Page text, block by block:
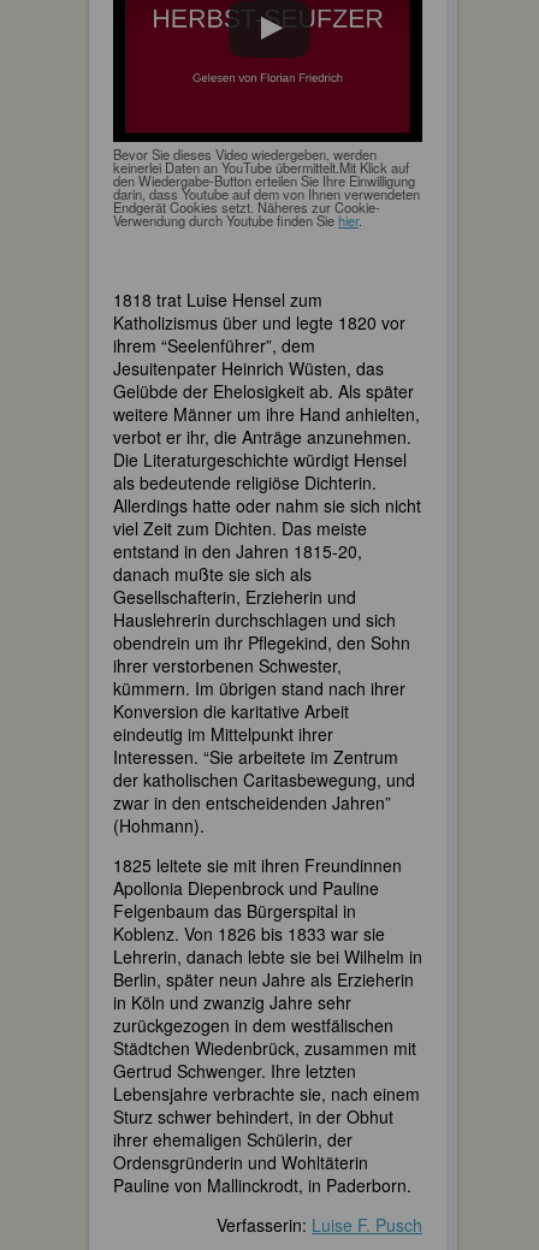
Bevor Sie dieses Video wiedergeben, werden
keinerlei Daten an YouTube übermittelt.Mit Klick auf
den Wiedergabe-Button erteilen Sie Ihre Einwilligung
darin, dass Youtube auf dem von Ihnen verwendeten
Endgerät Cookies setzt. Näheres zur Cookie-
Verwendung durch Youtube finden Siehier.
1818 trat Luise Hensel zum
Katholizismus über und legte 1820 vor
ihrem “Seelenführer”, dem
Jesuitenpater Heinrich Wüsten, das
Gelübde der Ehelosigkeit ab. Als später
weitere Männer um ihre Hand anhielten,
verbot er ihr, die Anträge anzunehmen.
Die Literaturgeschichte würdigt Hensel
als bedeutende religiöse Dichterin.
Allerdings hatte oder nahm sie sich nicht
viel Zeit zum Dichten. Das meiste
entstand in den Jahren 1815-20,
danach mußte sie sich als
Gesellschafterin, Erzieherin und
Hauslehrerin durchschlagen und sich
obendrein um ihr Pflegekind, den Sohn
ihrer verstorbenen Schwester,
kümmern. Im übrigen stand nach ihrer
Konversion die karitative Arbeit
eindeutig im Mittelpunkt ihrer
Interessen. “Sie arbeitete im Zentrum
der katholischen Caritasbewegung, und
zwar in den entscheidenden Jahren”
(Hohmann).
1825 leitete sie mit ihren Freundinnen
Apollonia Diepenbrock und Pauline
Felgenbaum das Bürgerspital in
Koblenz. Von 1826 bis 1833 war sie
Lehrerin, danach lebte sie bei Wilhelm in
Berlin, später neun Jahre als Erzieherin
in Köln und zwanzig Jahre sehr
zurückgezogen in dem westfälischen
Städtchen Wiedenbrück, zusammen mit
Gertrud Schwenger. Ihre letzten
Lebensjahre verbrachte sie, nach einem
Sturz schwer behindert, in der Obhut
ihrer ehemaligen Schülerin, der
Ordensgründerin und Wohltäterin
Pauline von Mallinckrodt, in Paderborn.
Verfasserin: Luise F. Pusch